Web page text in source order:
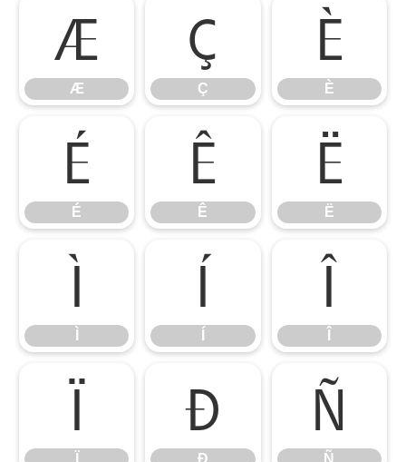
Æ
Æ
Ç
Ç
È
È
É
É
Ê
Ê
Ë
Ë
Ì Í Î
Ï Ð
Ð
Ñ
Ñ